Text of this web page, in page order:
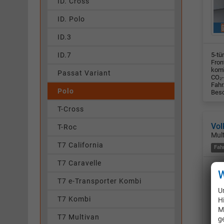
5-
ID. Polo
ID.3
ID.7
Passat Variant
Polo
T-Cross
T-Roc
T7 California
T7 Caravelle
T7 e-Transporter Kombi
T7 Kombi
T7 Multivan